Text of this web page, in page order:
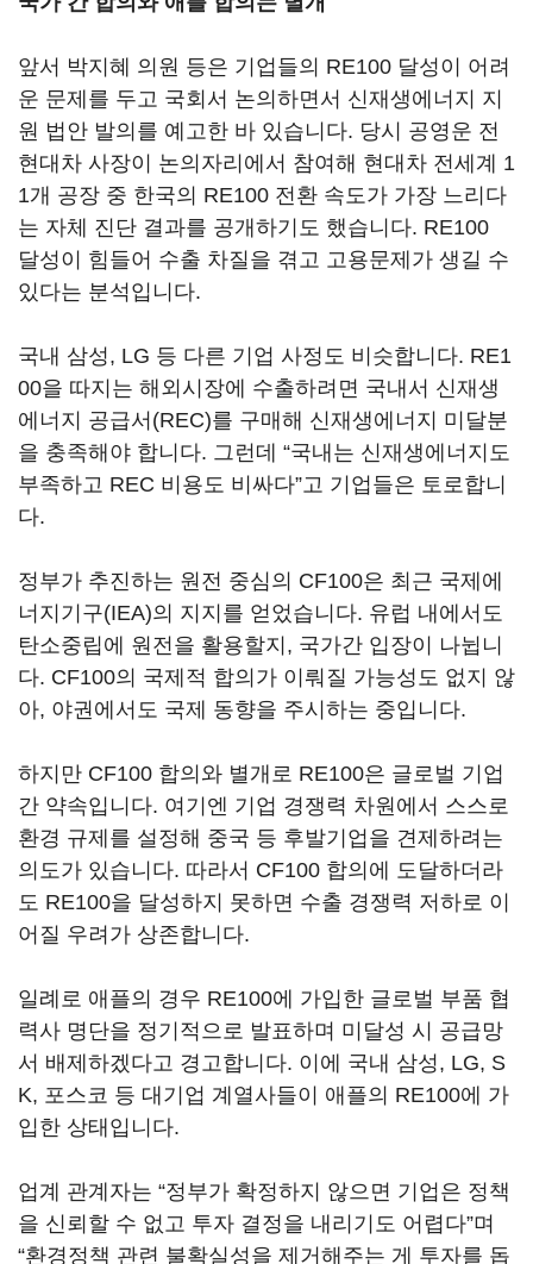
앞서 박지혜 의원 등은 기업들의 RE100 달성이 어려
운 문제를 두고 국회서 논의하면서 신재생에너지 지
원 법안 발의를 예고한 바 있습니다. 당시 공영운 전
현대차 사장이 논의자리에서 참여해 현대차 전세계 1
1개 공장 중 한국의 RE100 전환 속도가 가장 느리다
는 자체 진단 결과를 공개하기도 했습니다. RE100
달성이 힘들어 수출 차질을 겪고 고용문제가 생길 수
있다는 분석입니다.
국내 삼성, LG 등 다른 기업 사정도 비슷합니다. RE1
00을 따지는 해외시장에 수출하려면 국내서 신재생
에너지 공급서(REC)를 구매해 신재생에너지 미달분
을 충족해야 합니다. 그런데 “국내는 신재생에너지도
부족하고 REC 비용도 비싸다”고 기업들은 토로합니
다.
정부가 추진하는 원전 중심의 CF100은 최근 국제에
너지기구(IEA)의 지지를 얻었습니다. 유럽 내에서도
탄소중립에 원전을 활용할지, 국가간 입장이 나뉩니
다. CF100의 국제적 합의가 이뤄질 가능성도 없지 않
아, 야권에서도 국제 동향을 주시하는 중입니다.
하지만 CF100 합의와 별개로 RE100은 글로벌 기업
간 약속입니다. 여기엔 기업 경쟁력 차원에서 스스로
환경 규제를 설정해 중국 등 후발기업을 견제하려는
의도가 있습니다. 따라서 CF100 합의에 도달하더라
도 RE100을 달성하지 못하면 수출 경쟁력 저하로 이
어질 우려가 상존합니다.
일례로 애플의 경우 RE100에 가입한 글로벌 부품 협
력사 명단을 정기적으로 발표하며 미달성 시 공급망
서 배제하겠다고 경고합니다. 이에 국내 삼성, LG, S
K, 포스코 등 대기업 계열사들이 애플의 RE100에 가
입한 상태입니다.
업계 관계자는 “정부가 확정하지 않으면 기업은 정책
을 신뢰할 수 없고 투자 결정을 내리기도 어렵다”며
“환경정책 관련 불확실성을 제거해주는 게 투자를 돕